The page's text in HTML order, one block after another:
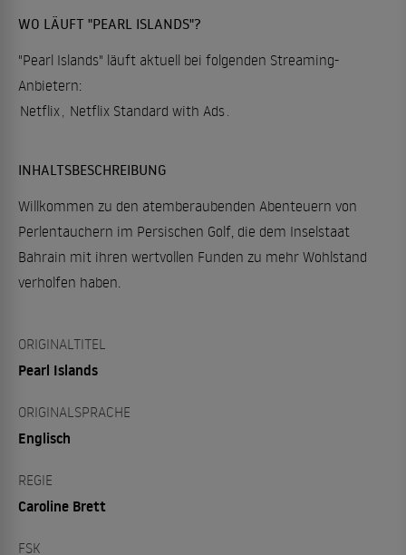
WO LÄUFT "PEARL ISLANDS"?
"Pearl Islands" läuft aktuell bei folgenden Streaming-
Anbietern:
Netflix Netflix Standard with Ads
INHALTSBESCHREIBUNG
Willkommen zu den atemberaubenden Abenteuern von
Perlentauchern im Persischen Golf, die dem Inselstaat
Bahrain mit ihren wertvollen Funden zu mehr Wohlstand
verholfen haben.
ORIGINALTITEL
Pearl Islands
ORIGINALSPRACHE
Englisch
REGIE
Caroline Brett
FSK